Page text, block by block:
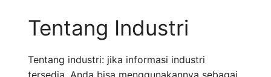
Tentang Industri
Tentang industri: jika informasi industri